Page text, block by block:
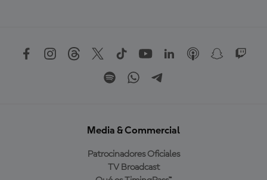
Media & Commercial
Patrocinadores Oficiales
TV Broadcast